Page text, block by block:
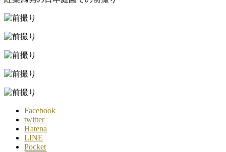
Facebook
twitter
Hatena
LINE
Pocket